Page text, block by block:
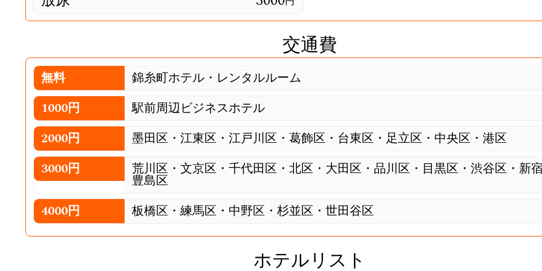
交通費
無料
錦糸町ホテル・レンタルルーム
1000円
駅前周辺ビジネスホテル
2000円
墨田区・江東区・江戸川区・葛飾区・台東区・足立区・中央区・港区
3000円
荒川区・文京区・千代田区・北区・大田区・品川区・目黒区・渋谷区・新
豊島区
4000円
板橋区・練馬区・中野区・杉並区・世田谷区
ホテルリスト